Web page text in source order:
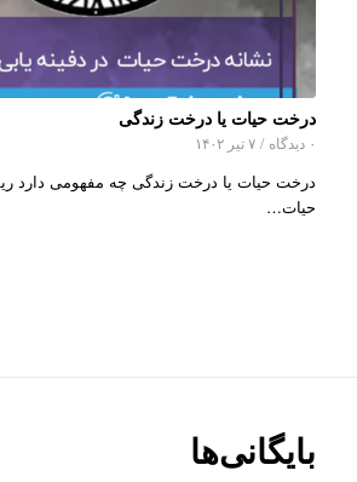
درخت حیات یا درخت زندگی
۰ دیدگاه / ۷ تیر ۱۴۰۲
درخت حیات یا درخت زندگی چه مفهومی دارد
حیات…
بایگانی‌ها